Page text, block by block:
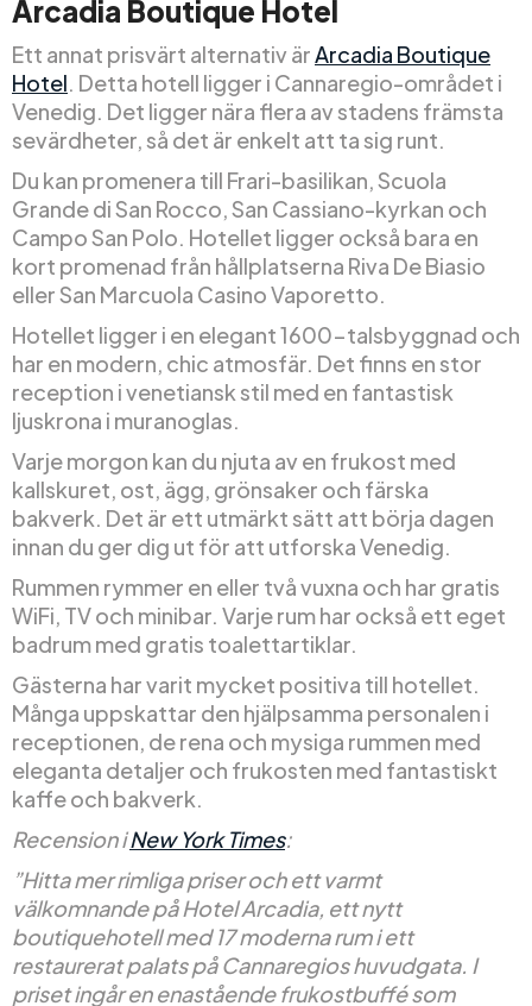
Arcadia Boutique Hotel
Ett annat prisvärt alternativ ärArcadia Boutique
Hotel. Detta hotell ligger i Cannaregio-området i
Venedig. Det ligger nära flera av stadens främsta
sevärdheter, så det är enkelt att ta sig runt.
Du kan promenera till Frari-basilikan, Scuola
Grande di San Rocco, San Cassiano-kyrkan och
Campo San Polo. Hotellet ligger också bara en
kort promenad från hållplatserna Riva De Biasio
eller San Marcuola Casino Vaporetto.
Hotellet ligger i en elegant 1600-talsbyggnad och
har en modern, chic atmosfär. Det finns en stor
reception i venetiansk stil med en fantastisk
ljuskrona i muranoglas.
Varje morgon kan du njuta av en frukost med
kallskuret, ost, ägg, grönsaker och färska
bakverk. Det är ett utmärkt sätt att börja dagen
innan du ger dig ut för att utforska Venedig.
Rummen rymmer en eller två vuxna och har gratis
WiFi, TV och minibar. Varje rum har också ett eget
badrum med gratis toalettartiklar.
Gästerna har varit mycket positiva till hotellet.
Många uppskattar den hjälpsamma personalen i
receptionen, de rena och mysiga rummen med
eleganta detaljer och frukosten med fantastiskt
kaffe och bakverk.
Recension iNew York Times:
”Hitta mer rimliga priser och ett varmt
välkomnande på Hotel Arcadia, ett nytt
boutiquehotell med 17 moderna rum i ett
restaurerat palats på Cannaregios huvudgata. I
priset ingår en enastående frukostbuffé som